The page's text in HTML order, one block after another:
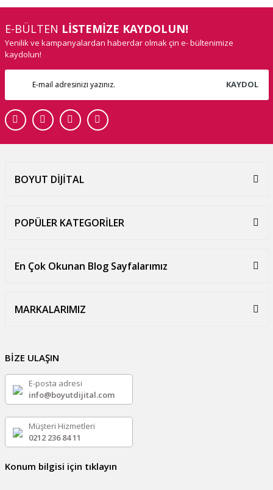
E-BÜLTEN LİSTEMİZE KAYDOLUN!
Yenilik ve kampanyalardan haberdar olmak çin e- bültenimize
kaydolun!
KAYDOL
BOYUT DİJİTAL
POPÜLER KATEGORİLER
En Çok Okunan Blog Sayfalarımız
MARKALARIMIZ
BİZE ULAŞIN
E-posta adresi
info@boyutdijital.com
Müşteri Hizmetleri
0212 236 84 11
Konum bilgisi için tıklayın